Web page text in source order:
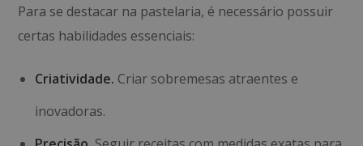
Para se destacar na pastelaria, é necessário possuir
certas habilidades essenciais:
Criatividade. Criar sobremesas atraentes e
inovadoras.